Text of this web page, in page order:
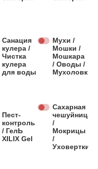
Санация
кулера /
Чистка
кулера
для воды
Мухи /
Мошки /
Мошкара
/ Оводы /
Мухоловки
Пест-
контроль
/ ГелЬ
XILIX Gel
Сахарная
чешуйница
/
Мокрицы
/
Уховертки